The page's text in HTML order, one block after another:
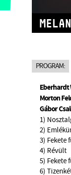
PROGRAM:
Eberhardt
Morton
Gábor
1)
2)
3) Fekete
4) Révült
5) Fekete
6)